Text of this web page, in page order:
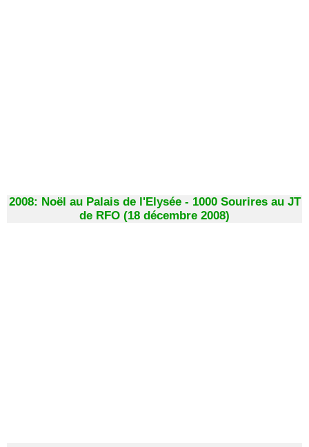
2008: Noël au Palais de l'Elysée - 1000 Sourires au JT
de RFO (18 décembre 2008)